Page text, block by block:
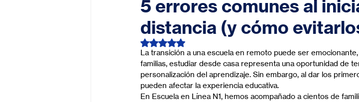
5 errores comunes al
distancia (y cómo
Obtuvo NaN de 5 estrellas.
La transición a una escuela en remoto puede ser
familias, estudiar desde casa representa una oportunidad de
personalización del aprendizaje. Sin embargo, al dar los
pueden afectar la experiencia educativa.
En Escuela en Línea N1, hemos acompañado a cientos de